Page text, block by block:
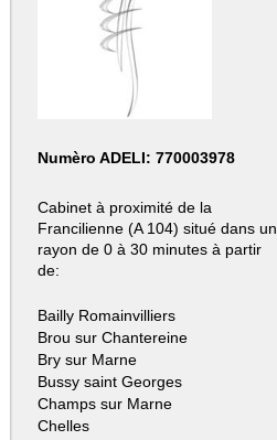
Numèro ADELI: 770003978
Cabinet à proximité de la
Francilienne (A 104) situé dans un
rayon de 0 à 30 minutes à partir
de:
Bailly Romainvilliers
Brou sur Chantereine
Bry sur Marne
Bussy saint Georges
Champs sur Marne
Chelles